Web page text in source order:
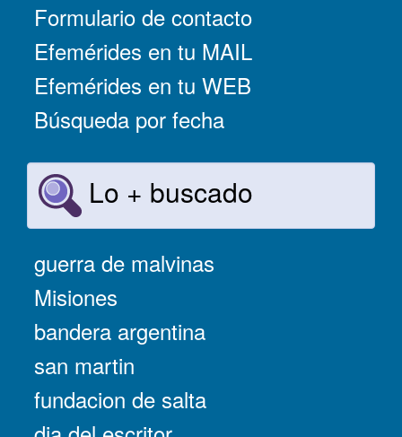
Formulario de contacto
Efemérides en tu MAIL
Efemérides en tu WEB
Búsqueda por fecha
Lo + buscado
guerra de malvinas
Misiones
bandera argentina
san martin
fundacion de salta